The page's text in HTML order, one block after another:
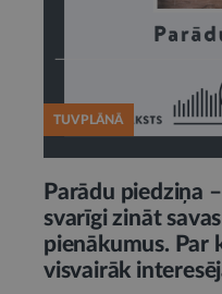
TUVPLĀNĀ
Parādu piedziņa
svarīgi zināt
pienākumus. Par
visvairāk